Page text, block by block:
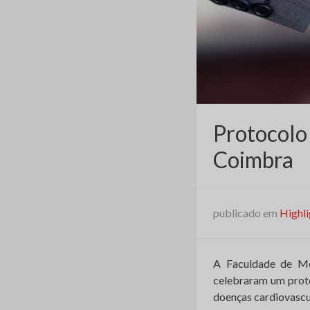
Protocolo
Coimbra
publicado em
A Faculdade de
celebraram um
doenças